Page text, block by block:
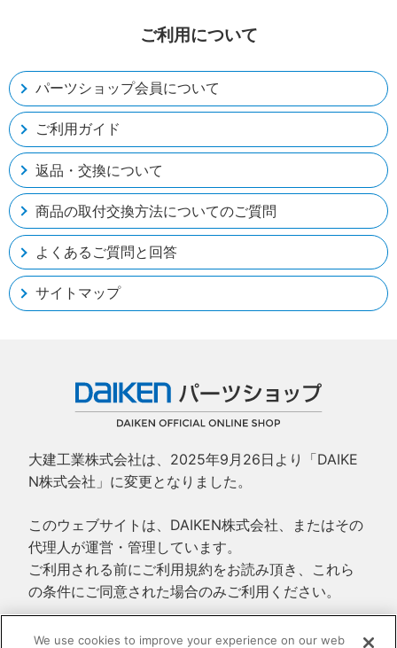
ご利用について
パーツショップ会員について
ご利用ガイド
返品・交換について
商品の取付交換方法についてのご質問
よくあるご質問と回答
サイトマップ
大建工業株式会社は、2025年9月26日より「DAIKE
N株式会社」に変更となりました。
このウェブサイトは、DAIKEN株式会社、またはその
代理人が運営・管理しています。
ご利用される前にご利用規約をお読み頂き、これら
の条件にご同意された場合のみご利用ください。
ご利用規約
We use cookies to improve your experience on our web